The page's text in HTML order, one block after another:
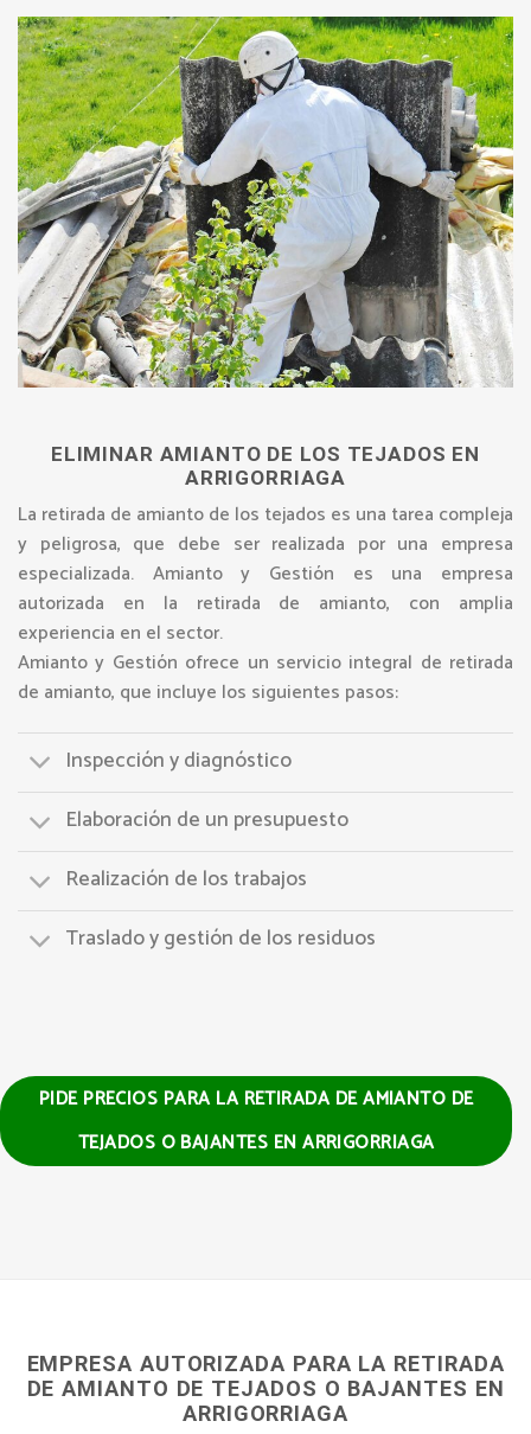
ELIMINAR AMIANTO DE LOS TEJADOS EN
ARRIGORRIAGA
La retirada de amianto de los tejados es una tarea compleja
y peligrosa, que debe ser realizada por una empresa
especializada. Amianto y Gestión es una empresa
autorizada en la retirada de amianto, con amplia
experiencia en el sector.
Amianto y Gestión ofrece un servicio integral de retirada
de amianto, que incluye los siguientes pasos:
Inspección y diagnóstico
Elaboración de un presupuesto
Realización de los trabajos
Traslado y gestión de los residuos
PIDE PRECIOS PARA LA RETIRADA DE AMIANTO DE
TEJADOS O BAJANTES EN ARRIGORRIAGA
EMPRESA AUTORIZADA PARA LA RETIRADA
DE AMIANTO DE TEJADOS O BAJANTES EN
ARRIGORRIAGA